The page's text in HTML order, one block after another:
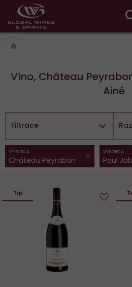
Hlavní
menu,
košík,
vyhledávání,
Víno, Château
Ainé
Filtrace
Vybrané
filtry:
VÝROBCA
Château Peyrabon
VÝROBCA
Paul
Tip